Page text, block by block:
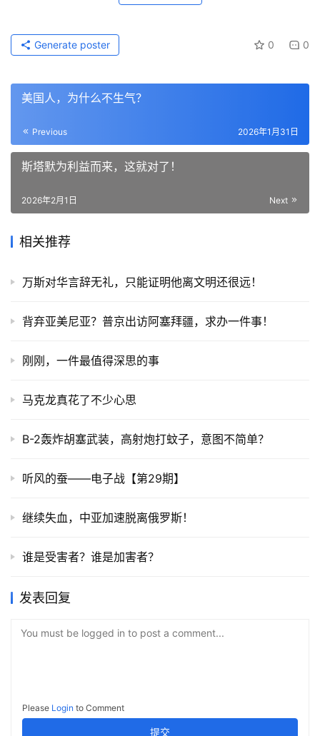
0 0
Generate poster
美国人，为什么不生气？
Previous 2026年1月31日
斯塔默为利益而来，这就对了！
Next
2026年2月1日
相关推荐
万斯对华言辞无礼，只能证明他离文明还很远！
背弃亚美尼亚？普京出访阿塞拜疆，求办一件事！
刚刚，一件最值得深思的事
马克龙真花了不少心思
B-2轰炸胡塞武装，高射炮打蚊子，意图不简单？
听风的蚕——电子战【第29期】
继续失血，中亚加速脱离俄罗斯！
谁是受害者？谁是加害者？
发表回复
You must be logged in to post a comment...
Please Login to Comment
提交